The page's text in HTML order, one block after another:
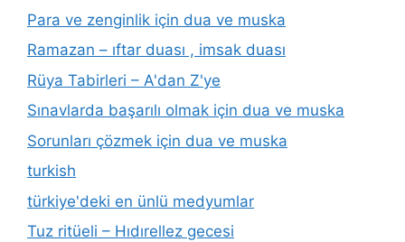
Para ve zenginlik için dua ve muska
Ramazan – ıftar duası , imsak duası
Rüya Tabirleri – A'dan Z'ye
Sınavlarda başarılı olmak için dua ve muska
Sorunları çözmek için dua ve muska
turkish
türkiye'deki en ünlü medyumlar
Tuz ritüeli – Hıdırellez gecesi